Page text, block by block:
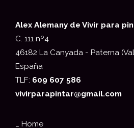
Alex Alemany de Vivir para
C. 111 nº4
46182 La Canyada - Paterna
España
TLF: 609 607 586
vivirparapintar@gmail.com
_ Home